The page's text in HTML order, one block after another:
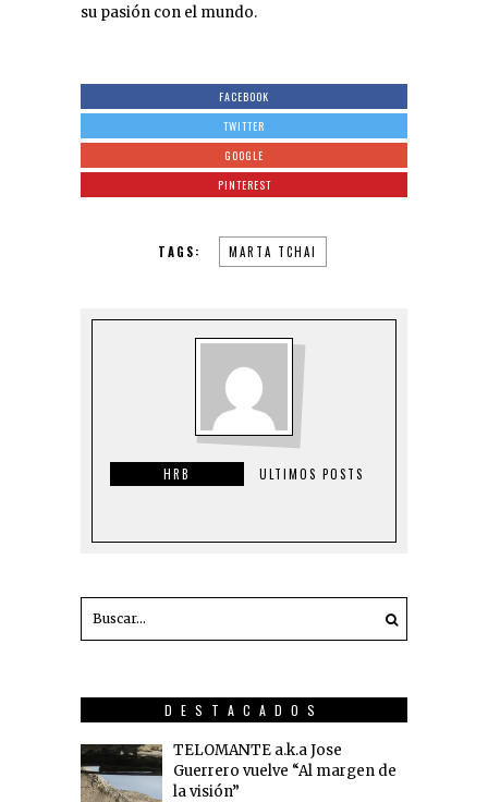
su pasión con el mundo.
FACEBOOK
TWITTER
GOOGLE
PINTEREST
TAGS: MARTA TCHAI
HRB ULTIMOS POSTS
DESTACADOS
TELOMANTE a.k.a Jose
Guerrero vuelve “Al margen de
la visión”